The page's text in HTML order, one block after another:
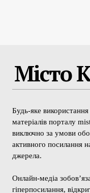
Місто
Будь-яке
матеріалів порталу
виключно за умови
активного посилання
джерела.
Онлайн-медіа
гіперпосилання,